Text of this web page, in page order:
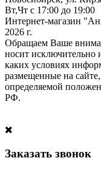
Вт,Чт с 17:00 до 19:00
Интернет-магазин
2026 г.
Обращаем Ваше
носит
каких условиях
размещенные на
определяемой
РФ.
Заказать звонок